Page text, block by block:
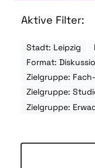
Aktive Filter:
Stadt: Leipzig
Format:
Zielgruppe:
Zielgruppe:
Zielgruppe: